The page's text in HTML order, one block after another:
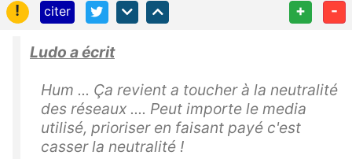
! citer + -
Ludo a écrit
Hum ... Ça revient a toucher à la neutralité
des réseaux .... Peut importe le media
utilisé, prioriser en faisant payé c'est
casser la neutralité !